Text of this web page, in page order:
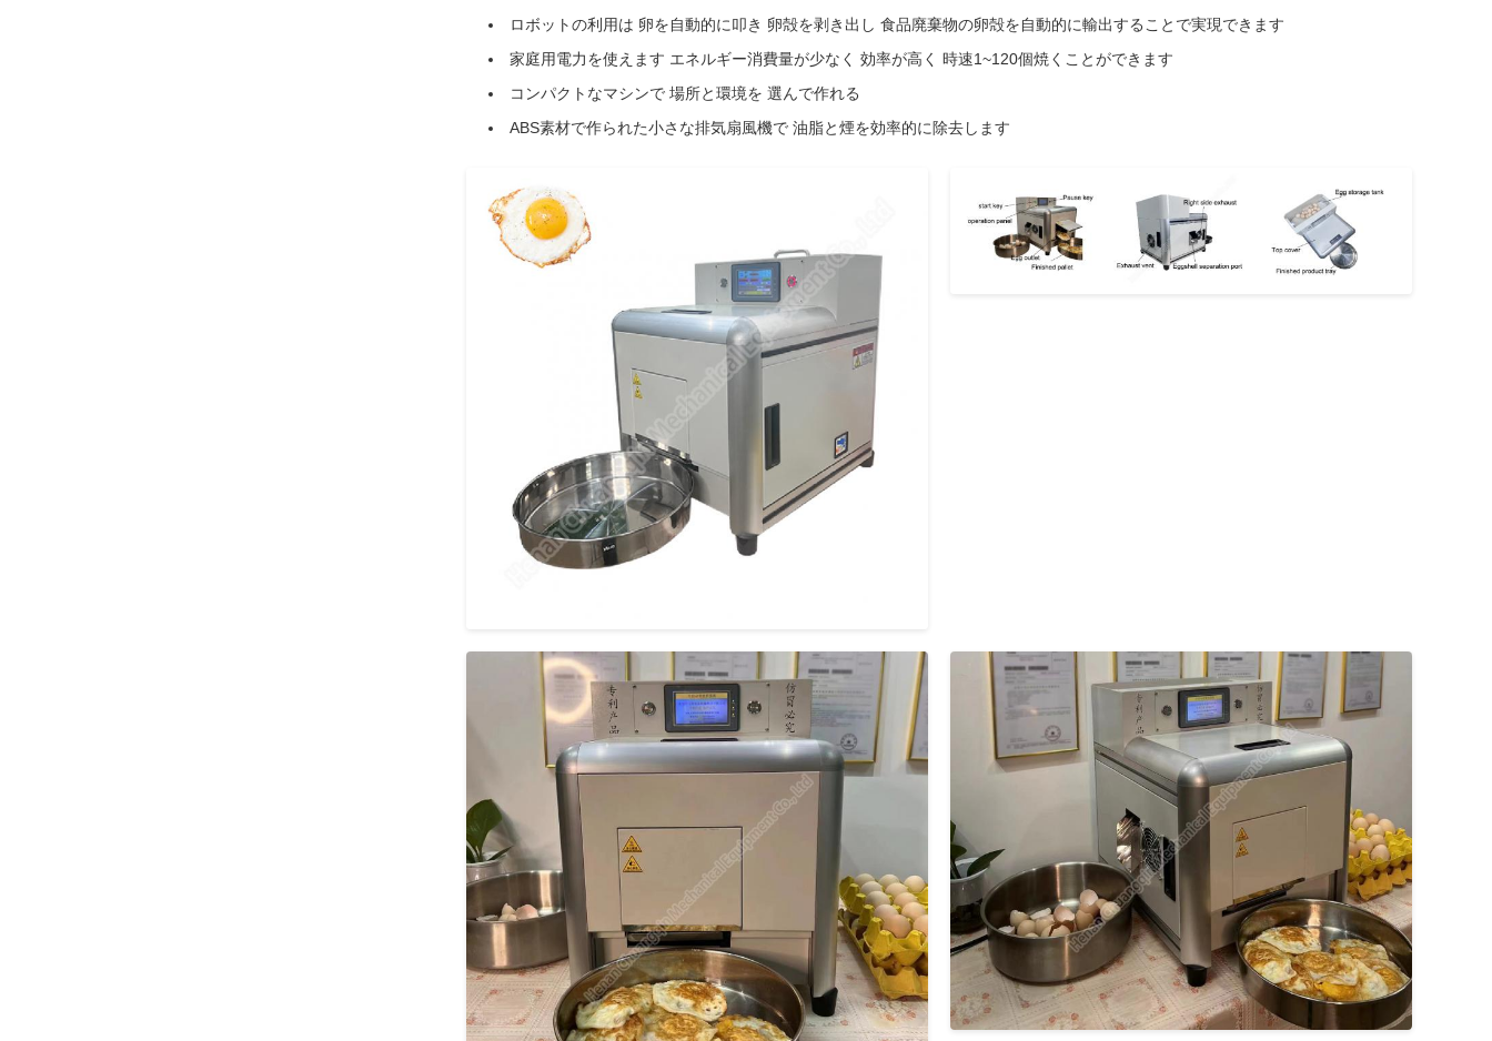
ロボットの利用は 卵を自動的に叩き 卵殻を剥き出し 食品廃棄物の卵殻を自動的に輸出することで実現できます
家庭用電力を使えます エネルギー消費量が少なく 効率が高く 時速1~120個焼くことができます
コンパクトなマシンで 場所と環境を 選んで作れる
ABS素材で作られた小さな排気扇風機で 油脂と煙を効率的に除去します